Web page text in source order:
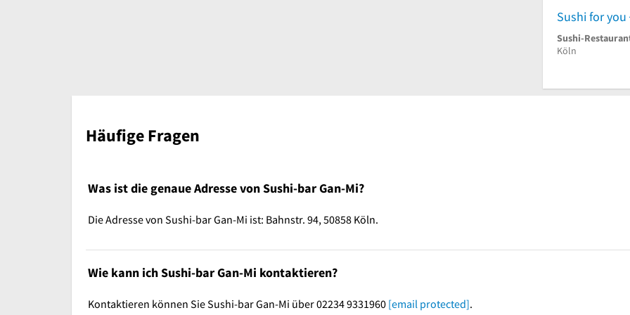
Sushi for you
Sushi-
Köln
Häufige Fragen
Was ist die genaue Adresse von Sushi-bar Gan-Mi?
Die Adresse von Sushi-bar Gan-Mi ist: Bahnstr. 94, 50858 Köln.
Wie kann ich Sushi-bar Gan-Mi kontaktieren?
Kontaktieren können Sie Sushi-bar Gan-Mi über 02234 9331960 [email protected].